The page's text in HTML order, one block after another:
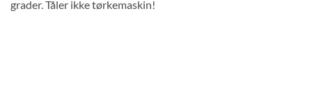
grader. Tåler ikke tørkemaskin!